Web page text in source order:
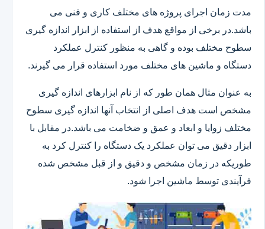
مدت زمان اجرای پروژه های مختلف کاری و فنی می
باشد.در برخی از مواقع هدف از استفاده از ابزار اندازه گیری
سطوح مختلف بوده و گاهی به منظور کنترل عملکرد
دستگاه و ماشین های مختلف مورد استفاده قرار می گیرند.
به عنوان مثال همان طور که از نام ابزارهای اندازه گیری
مشخص است هدف اصلی از انتخاب آنها اندازه گیری سطوح
مختلف زوایا و ابعاد و عمق و ضخامت می باشد.در مقابل با
ابزار دقیق می توان عملکرد یک دستگاه را کنترل کرد به
طوریکه در زمان مشخص و دقیق و از قبل مشخص شده
فرآیندی توسط ماشین اجرا شود.